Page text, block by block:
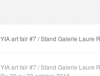
YIA art fair #7 / Stand Galerie Laure
YIA art fair #7 / Stand Galerie Laure